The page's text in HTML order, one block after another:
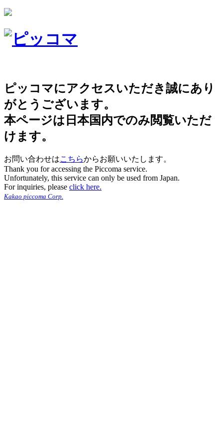
ピッコマにアクセスいただき誠にあり
がとうございます。
本ページは日本国内でのみ閲覧いただ
けます。
お問い合わせはこちらからお願いいたします。
Thank you for accessing the Piccoma service.
Unfortunately, this service can only be used from Japan.
For inquiries, please click here.
Kakao piccoma Corp.